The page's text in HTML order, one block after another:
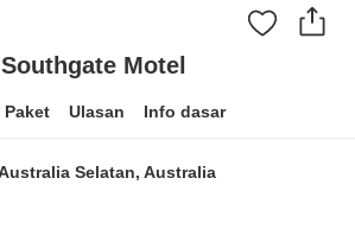
Motel
Paket Ulasan Info dasar
Selatan, Australia